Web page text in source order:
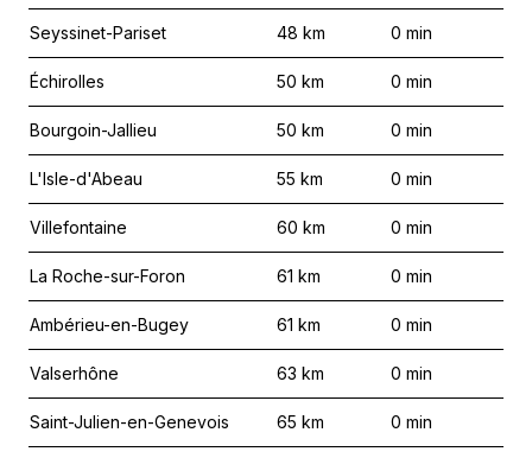
Seyssinet-Pariset 48 km 0 min
Échirolles 50 km 0 min
Bourgoin-Jallieu 50 km 0 min
L'Isle-d'Abeau 55 km 0 min
Villefontaine 60 km 0 min
La Roche-sur-Foron 61 km 0 min
Ambérieu-en-Bugey 61 km 0 min
Valserhône 63 km 0 min
Saint-Julien-en-Genevois 65 km 0 min